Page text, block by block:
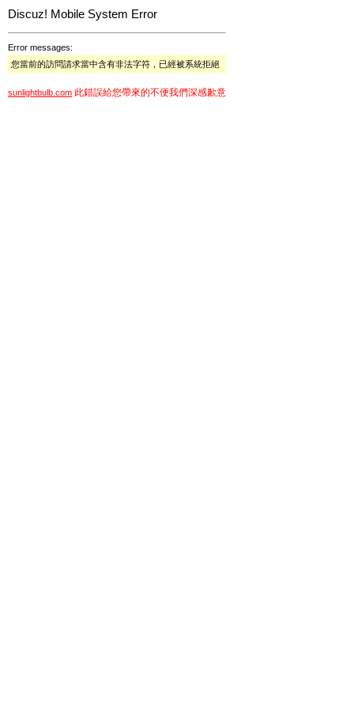
Discuz! Mobile System Error
Error messages:
您當前的訪問請求當中含有非法字符，已經被系統拒絕
sunlightbulb.com 此錯誤給您帶來的不便我們深感歉意